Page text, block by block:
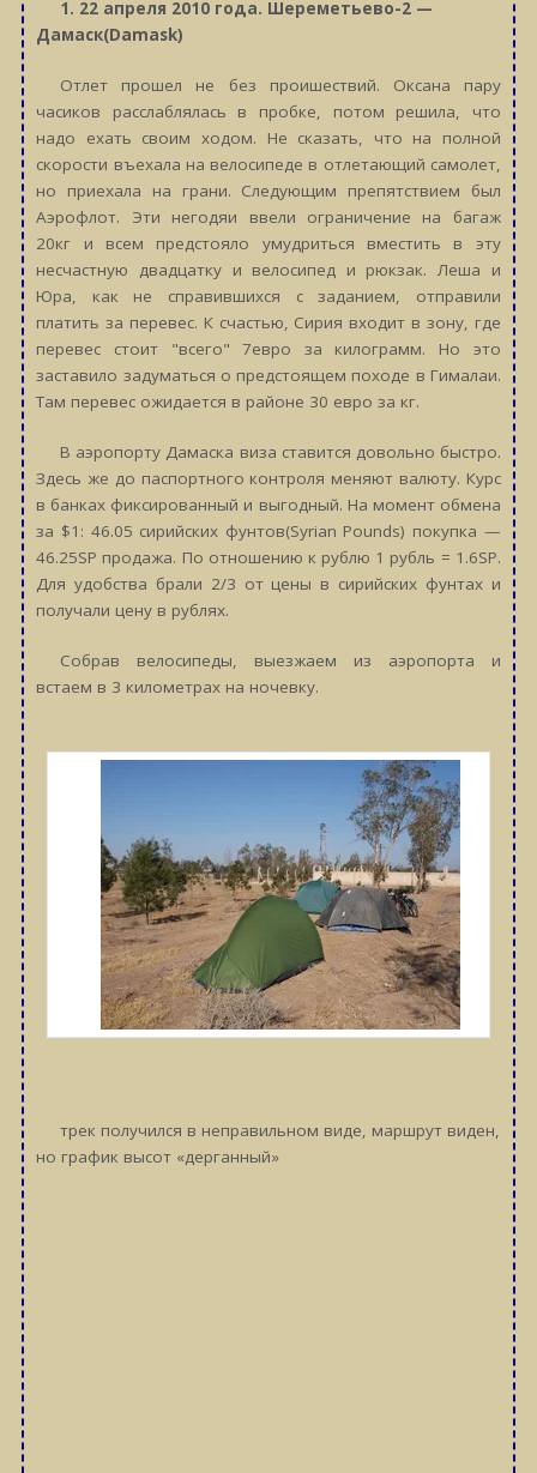
1. 22 апреля 2010 года. Шереметьево-2 —
Дамаск(Damask)
Отлет прошел не без проишествий. Оксана пару
часиков расслаблялась в пробке, потом решила, что
надо ехать своим ходом. Не сказать, что на полной
скорости въехала на велосипеде в отлетающий самолет,
но приехала на грани. Следующим препятствием был
Аэрофлот. Эти негодяи ввели ограничение на багаж
20кг и всем предстояло умудриться вместить в эту
несчастную двадцатку и велосипед и рюкзак. Леша и
Юра, как не справившихся с заданием, отправили
платить за перевес. К счастью, Сирия входит в зону, где
перевес стоит "всего" 7евро за килограмм. Но это
заставило задуматься о предстоящем походе в Гималаи.
Там перевес ожидается в районе 30 евро за кг.
В аэропорту Дамаска виза ставится довольно быстро.
Здесь же до паспортного контроля меняют валюту. Курс
в банках фиксированный и выгодный. На момент обмена
за $1: 46.05 сирийских фунтов(Syrian Pounds) покупка —
46.25SP продажа. По отношению к рублю 1 рубль = 1.6SP.
Для удобства брали 2/3 от цены в сирийских фунтах и
получали цену в рублях.
Собрав велосипеды, выезжаем из аэропорта и
встаем в 3 километрах на ночевку.
трек получился в неправильном виде, маршрут виден,
но график высот «дерганный»